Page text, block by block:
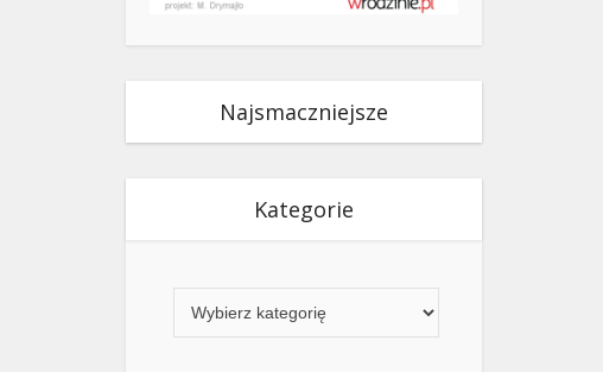
Najsmaczniejsze
Kategorie